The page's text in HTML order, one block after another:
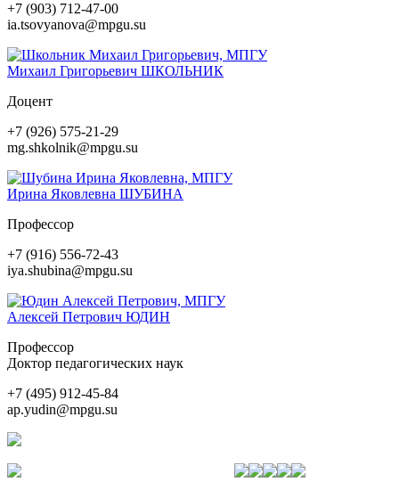
+7 (903) 712-47-00
ia.tsovyanova@mpgu.su
Михаил Григорьевич ШКОЛЬНИК
Доцент
+7 (926) 575-21-29
mg.shkolnik@mpgu.su
Ирина Яковлевна ШУБИНА
Профессор
+7 (916) 556-72-43
iya.shubina@mpgu.su
Алексей Петрович ЮДИН
Профессор
Доктор педагогических наук
+7 (495) 912-45-84
ap.yudin@mpgu.su